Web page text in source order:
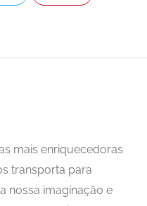
mais enriquecedoras
transporta para
nossa imaginação e